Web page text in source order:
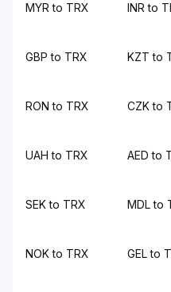
MYR to TRX INR to
GBP to TRX KZT to
RON to TRX CZK to
UAH to TRX AED to
SEK to TRX MDL to
NOK to TRX GEL to